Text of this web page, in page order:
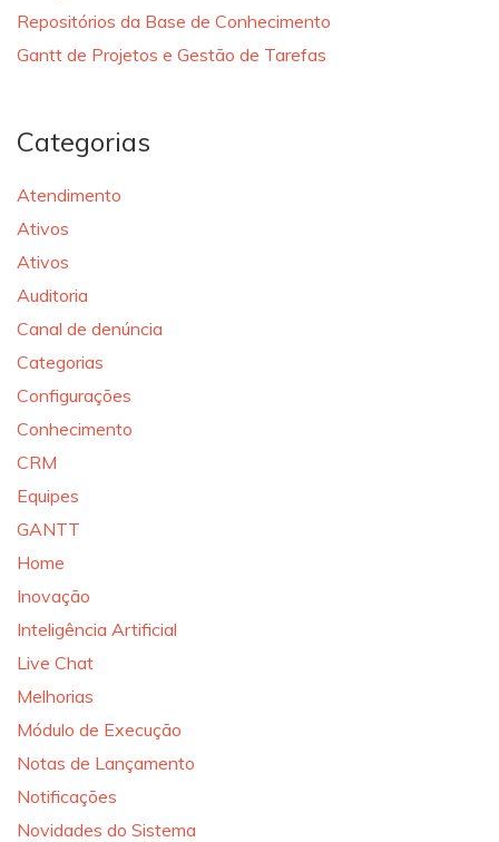
Repositórios da Base de Conhecimento
Gantt de Projetos e Gestão de Tarefas
Categorias
Atendimento
Ativos
Ativos
Auditoria
Canal de denúncia
Categorias
Configurações
Conhecimento
CRM
Equipes
GANTT
Home
Inovação
Inteligência Artificial
Live Chat
Melhorias
Módulo de Execução
Notas de Lançamento
Notificações
Novidades do Sistema